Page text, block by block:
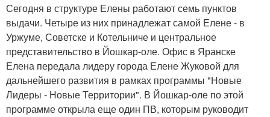
Сегодня в структуре Елены работают семь пунктов
выдачи. Четыре из них принадлежат самой Елене - в
Уржуме, Советске и Котельниче и центральное
представительство в Йошкар-оле. Офис в Яранске
Елена передала лидеру города Елене Жуковой для
дальнейшего развития в рамках программы "Новые
Лидеры - Новые Территории". В Йошкар-оле по этой
программе открыла еще один ПВ, которым руководит